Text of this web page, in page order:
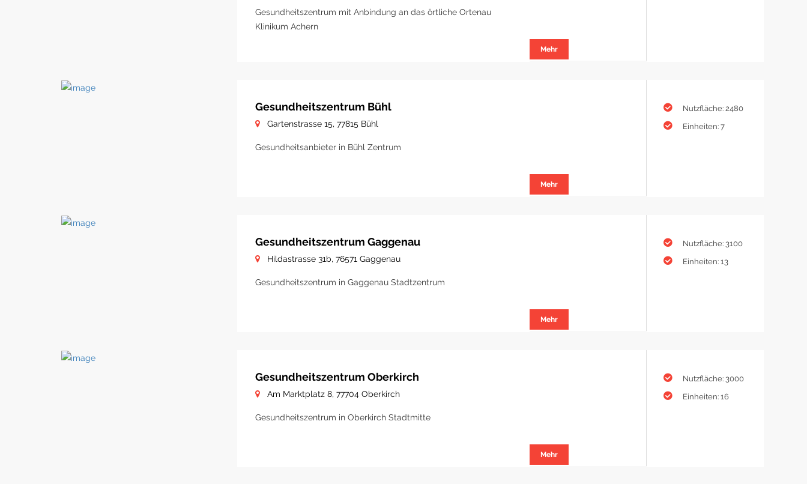
Gesundheitszentrum mit Anbindung an das örtliche Ortenau
Klinikum Achern
Mehr
Gesundheitszentrum Bühl
Gartenstrasse 15, 77815 Bühl
Gesundheitsanbieter in Bühl Zentrum
Mehr
Nutzfläche: 2480
Einheiten: 7
Gesundheitszentrum Gaggenau
Hildastrasse 31b, 76571 Gaggenau
Gesundheitszentrum in Gaggenau Stadtzentrum
Mehr
Nutzfläche: 3100
Einheiten: 13
Gesundheitszentrum Oberkirch
Am Marktplatz 8, 77704 Oberkirch
Gesundheitszentrum in Oberkirch Stadtmitte
Mehr
Nutzfläche: 3000
Einheiten: 16